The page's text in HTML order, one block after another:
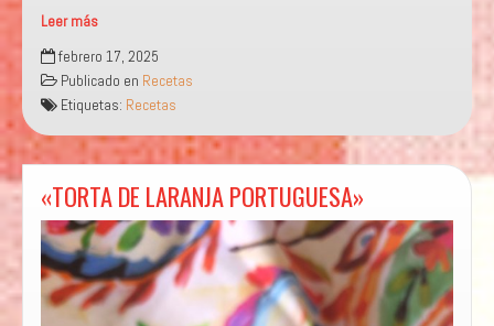
Leer más
«COLIFLOR
VERDE AL
AJOARRIERO
CON
BRASEADO
DE TOMATE
Y
ALBAHACA «
febrero 17, 2025
Publicado en Recetas
Etiquetas: Recetas
«TORTA DE LARANJA PORTUGUESA»